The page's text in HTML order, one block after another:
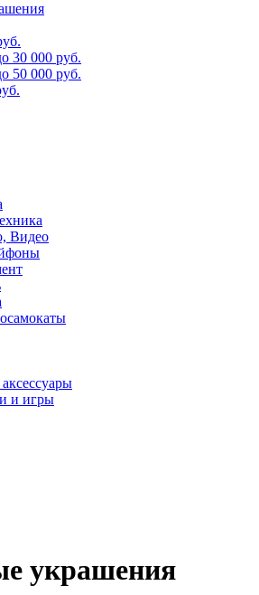
30 000 руб.
50 000 руб.
Видео
и игры
украшения